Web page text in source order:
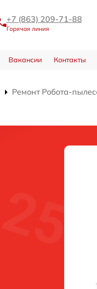
+7 (863) 209-71-88
Горячая линия
Вакансии Контакты
Ремонт Робота-